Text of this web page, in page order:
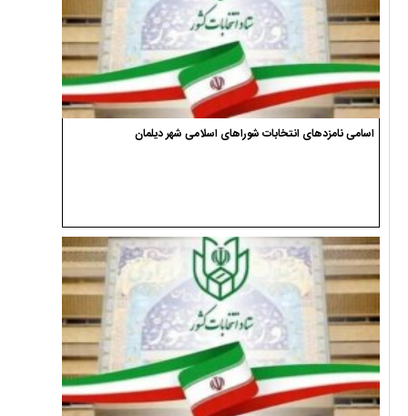
اسامی نامزدهای انتخابات شوراهای اسلامی شهر دیلمان